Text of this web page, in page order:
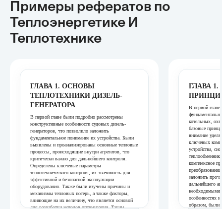
Примеры рефератов по
Теплоэнергетике И
Теплотехнике
ГЛАВА 1. ОСНОВЫ
ТЕПЛОТЕХНИКИ ДИЗЕЛЬ-
ГЕНЕРАТОРА
В первой главе были подробно рассмотрены
конструктивные особенности судовых дизель-
генераторов, что позволило заложить
фундаментальное понимание их устройства. Были
выявлены и проанализированы основные тепловые
процессы, происходящие внутри агрегатов, что
критически важно для дальнейшего контроля.
Определены ключевые параметры
теплотехнического контроля, их значимость для
эффективной и безопасной эксплуатации
оборудования. Также были изучены причины и
механизмы тепловых потерь, а также факторы,
влияющие на их величину, что является основой
для разработки методов оптимизации. Таким
ГЛАВА
В первой главе
котельных,
базовые
внимание
ключевых
устройства,
комплексное
заложить
дальнейшего
необходимыми
особенностях
образом, были